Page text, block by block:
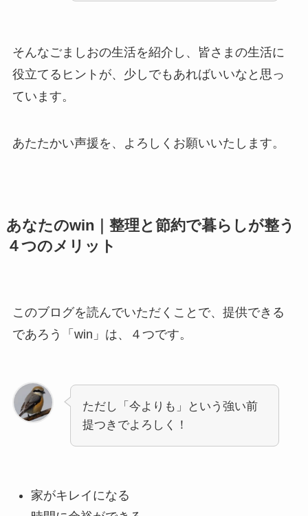
そんなごましおの生活を紹介し、皆さまの生活に
役立てるヒントが、少しでもあればいいなと思っ
ています。
あたたかい声援を、よろしくお願いいたします。
あなたのwin｜整理と節約で暮らしが整う
４つのメリット
このブログを読んでいただくことで、提供できる
であろう「win」は、４つです。
ただし「今よりも」という強い前
提つきでよろしく！
家がキレイになる